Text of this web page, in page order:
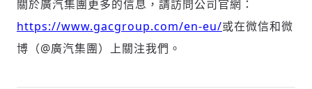
關於廣汽集團更多的信息，請訪問公司官網：
https://www.gacgroup.com/en-eu/或在微信和微
博（@廣汽集團）上關注我們。